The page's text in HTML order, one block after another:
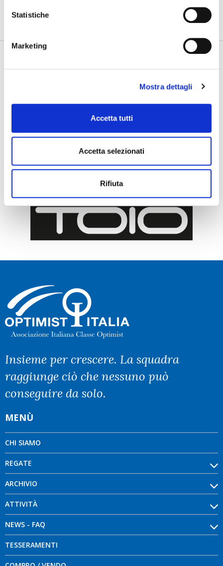
Statistiche
Marketing
Mostra dettagli
Accetta tutti
Accetta selezionati
Rifiuta
Insieme per crescere. La squadra
raggiunge ciò che nessuno può
conseguire da solo.
MENÙ
CHI SIAMO
REGATE
ARCHIVIO
ATTIVITÀ
NEWS - FAQ
TESSERAMENTI